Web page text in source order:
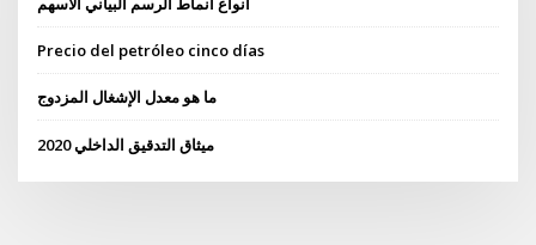
Precio del petróleo cinco días
ما هو معدل الإشغال المزدوج
ميثاق التدقيق الداخلي 2020